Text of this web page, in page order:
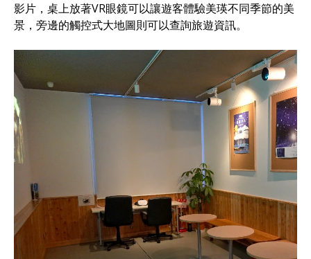
影片，桌上放著VR眼鏡可以讓遊客體驗美瑛不同季節的美
景，旁邊的觸控式大地圖則可以查詢旅遊資訊。